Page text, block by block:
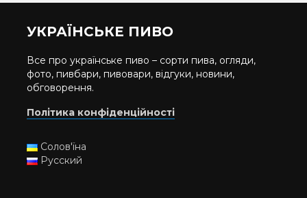
УКРАЇНСЬКЕ ПИВО
Все про українське пиво – сорти пива, огляди,
фото, пивбари, пивовари, відгуки, новини,
обговорення.
Політика конфіденційності
Солов'їна
Русский